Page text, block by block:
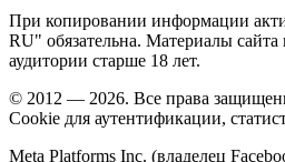
При копировании информации
RU" обязательна. Материалы сайта
аудитории старше 18 лет.
© 2012 — 2026. Все права
Cookie для аутентификации,
Meta Platforms Inc. (владелец